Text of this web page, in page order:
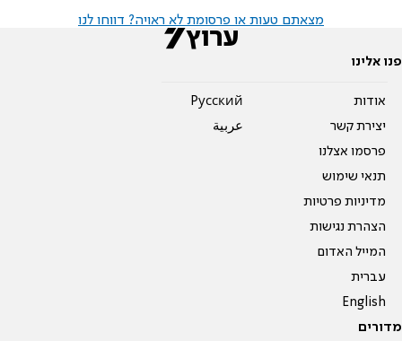
מצאתם טעות או פרסומת לא ראויה? דווחו לנו
פנו אלינו
אודות
יצירת קשר
פרסמו אצלנו
תנאי שימוש
מדיניות פרטיות
הצהרת נגישות
המייל האדום
עברית
English
Pусский
عربية
מדורים